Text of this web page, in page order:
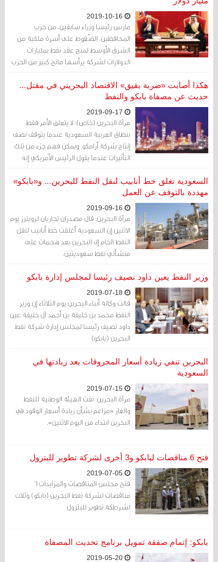
مارَسَ رئيسا وزراء سابقين، من حزب
المحافظين، الضّغوط على أسرة ملكية من
الشرق الأوسط لمنح عقد نفط بمليارات
الدولارات لشركة يرأسها مانح كبير من الحزب
ذاته، وفقًا لما وجدته صحيفة الغارديان.
هكذا أصابت «ضربة بقيق» الاقتصاد البحريني في مقتل...
حديث عن مصفاة بابكو والنفط
مرآة البحرين (خاص): لا يتعلق الأمر فقط
بنطاق العربية السعودية عندما يتوقف نصف
إنتاج شركة أرامكو. ويمكن فهم جزء من تلك
التأثيرات عندما يقول الرئيس الأمريكي إنه
سمح باستخدام المخزون الاستراتيجي من
النفط.
السعودية تغلق خط أنابيب لنقل النفط للبحرين... و«بابكو»
مهددة بالتوقف عن العمل
مرآة البحرين: قال مصدران تجاريان لرويترز يوم
الاثنين إن السعودية أغلقت خط أنابيب لنقل
النفط الخام إلى البحرين بعد هجمات على
منشأتي نفط سعوديتين.
وزير النفط يعين داود نصيف رئيسا لمجلس إدارة بابكو
قالت وكالة أنباء البحرين يوم الثلاثاء إن وزير
النفط محمد بن خليفة بن أحمد آل خليفة عين
داود نصيف رئيسا لمجلس إدارة شركة نفط
البحرين (بابكو)
البحرين تنفي زيادة أسعار المحروقات بعد زيادتها في
السعودية
مرآة البحرين: نفت الهيئة الوطنية للنفط
والغاز «مزاعم بشأن زيادة أسعار الوقود في
البحرين ابتداء من اليوم الاثنين».
فتح 6 مناقصات لبابكو و3 أخرى لشركة تطوير للبترول
فتح مجلس المناقصات والمزايدات 6
مناقصات لشركة نفط البحرين (بابكو) وثلاث
لشرطكة تطوير للبترول
بابكو: إتمام صفقة تمويل برنامج تحديث المصفاة